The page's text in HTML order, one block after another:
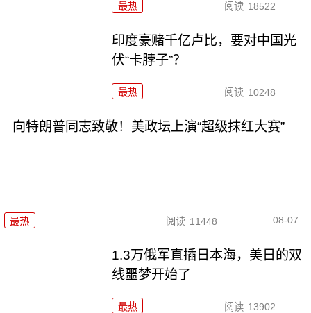
最热 阅读 18522
印度豪赌千亿卢比，要对中国光
伏“卡脖子”？
最热 阅读 10248
向特朗普同志致敬！美政坛上演“超级抹红大赛”
最热 阅读 11448 08-07
1.3万俄军直插日本海，美日的双
线噩梦开始了
最热 阅读 13902